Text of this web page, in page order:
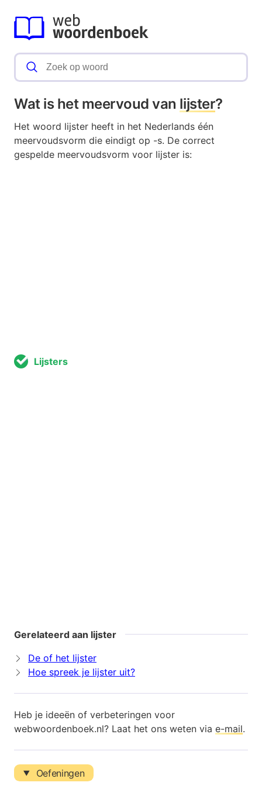
Wat is het meervoud van lijster?
Het woord lijster heeft in het Nederlands één
meervoudsvorm die eindigt op -s. De correct
gespelde meervoudsvorm voor lijster is:
Lijsters
Gerelateerd aan lijster
De of het lijster
Hoe spreek je lijster uit?
Heb je ideeën of verbeteringen voor
webwoordenboek.nl? Laat het ons weten via e-mail.
Oefeningen